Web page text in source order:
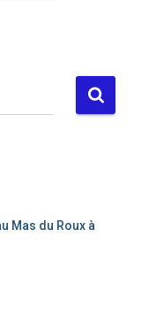
Mas du Roux à